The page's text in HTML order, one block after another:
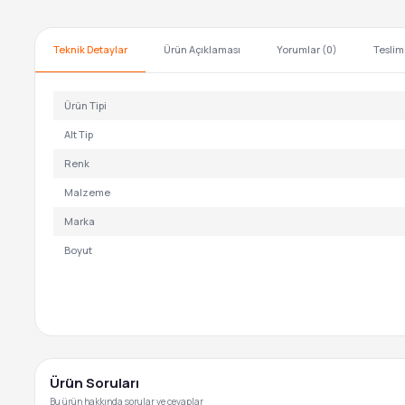
Teknik Detaylar Ürün Açıklaması Yorumlar (0)
Ürün Tipi
Alt Tip
Renk
Malzeme
Marka
Boyut
Ürün Soruları
Bu ürün hakkında sorular ve cevaplar